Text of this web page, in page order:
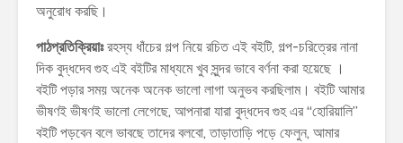
অনুরোধ করছি।
পাঠপ্রতিক্রিয়াঃরহস্য ধাঁচের গল্প নিয়ে রচিত এই বইটি, গল্প-চরিত্রের নানা
দিক বুদ্ধদেব গুহ এই বইটির মাধ্যমে খুব সুন্দর ভাবে বর্ণনা করা হয়েছে ।
বইটি পড়ার সময় অনেক অনেক ভালো লাগা অনুভব করছিলাম। বইটি আমার
ভীষণই ভীষণই ভালো লেগেছে, আপনারা যারা বুদ্ধদেব গুহ এর “হোরিয়ালি”
বইটি পড়বেন বলে ভাবছে তাদের বলবো, তাড়াতাড়ি পড়ে ফেলুন, আমার